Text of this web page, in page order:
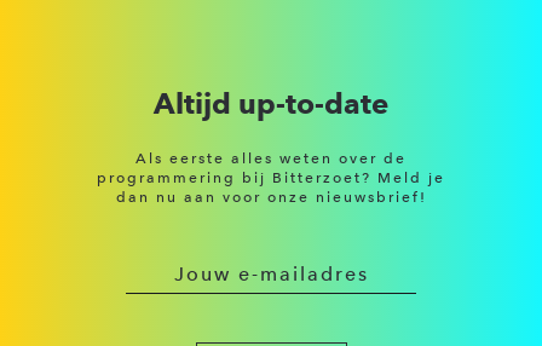
Altijd up-to-date
Als eerste alles weten over de
programmering bij Bitterzoet? Meld je
dan nu aan voor onze nieuwsbrief!